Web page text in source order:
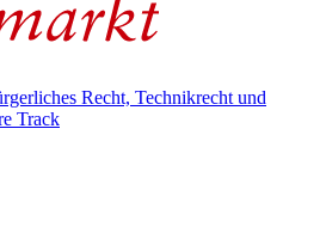
Recht, Technikrecht und
Track